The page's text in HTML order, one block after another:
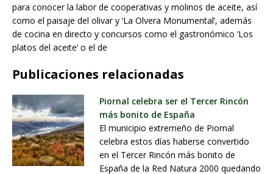
para conocer la labor de cooperativas y molinos de aceite, así
como el paisaje del olivar y ‘La Olvera Monumental’, además
de cocina en directo y concursos como el gastronómico ‘Los
platos del aceite’ o el de
Publicaciones relacionadas
Piornal celebra ser el Tercer Rincón
más bonito de España
El municipio extremeño de Piornal
celebra estos días haberse convertido
en el Tercer Rincón más bonito de
España de la Red Natura 2000 quedando